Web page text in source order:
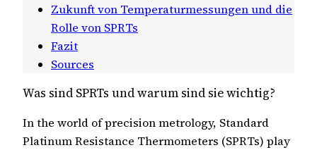
Zukunft von Temperaturmessungen und die
Rolle von SPRTs
Fazit
Sources
Was sind SPRTs und warum sind sie wichtig?
In the world of precision metrology, Standard
Platinum Resistance Thermometers (SPRTs) play